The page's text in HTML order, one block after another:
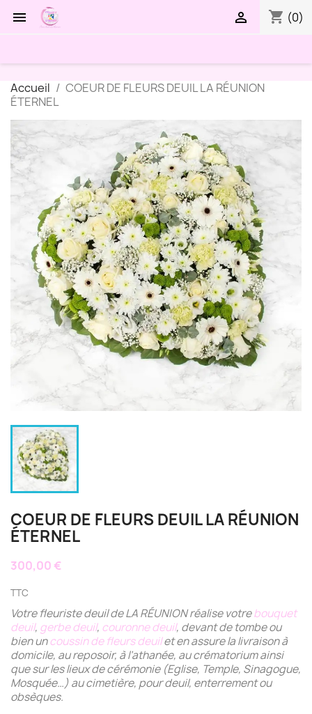
 shopping_cart (0)

Accueil
COEUR DE FLEURS DEUIL LA RÉUNION
ÉTERNEL
COEUR DE FLEURS DEUIL LA RÉUNION
ÉTERNEL
300,00 €
TTC
Votre fleuriste deuil de LA RÉUNION réalise votrebouquet
deuil, gerbe deuil, couronne deuil, devant de tombe ou
bien uncoussin de fleurs deuilet en assure la livraison à
domicile, au reposoir, à l’athanée, au crématorium ainsi
que sur les lieux de cérémonie (Eglise, Temple, Sinagogue,
Mosquée…) au cimetière, pour deuil, enterrement ou
obsèques.